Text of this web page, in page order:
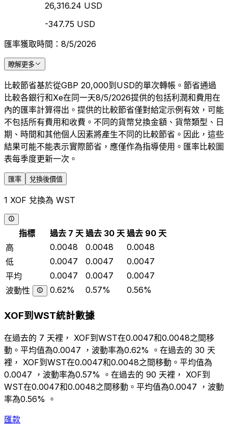
26,316.24 USD
-347.75 USD
匯率獲取時間：8/5/2026
瞭解更多
比較節省基於從GBP 20,000到USD的單次轉帳。節省通過
比較各銀行和Xe在同一天8/5/2026提供的包括利潤和費用在
內的匯率計算得出。提供的比較節省僅對給定示例有效，可能
不包括所有費用和收費。不同的貨幣兌換金額、貨幣類型、日
期、時間和其他個人因素將產生不同的比較節省。因此，這些
結果可能不能表示實際節省，應僅作為指導使用。匯率比較圖
表每季度更新一次。
匯率 兌換後價值
1 XOF 兌換為 WST
指標 過去 7 天 過去 30 天 過去 90 天
高
0.0048 0.0048
0.0048
低
0.0047 0.0047
0.0047
平均
0.0047 0.0047
0.0047
波動性
0.62% 0.57% 0.56%
XOF到WST統計數據
在過去的 7 天裡， XOF到WST在0.0047和0.0048之間移
動。平均值為0.0047 ，波動率為0.62% 。在過去的 30 天
裡， XOF到WST在0.0047和0.0048之間移動。平均值為
0.0047 ，波動率為0.57% 。在過去的 90 天裡， XOF到
WST在0.0047和0.0048之間移動。平均值為0.0047 ，波動
率為0.56% 。
匯款